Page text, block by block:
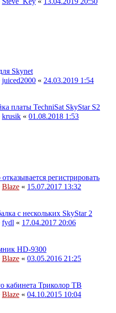
Skynet
juiced2000 « 24.03.2019 1:54
платы TechniSat SkyStar S2
krusik « 01.08.2018 1:53
регистрировать
Blaze « 15.07.2017 13:32
с нескольких SkyStar 2
fydl « 17.04.2017 20:06
HD-9300
Blaze « 03.05.2016 21:25
кабинета Триколор ТВ
Blaze « 04.10.2015 10:04